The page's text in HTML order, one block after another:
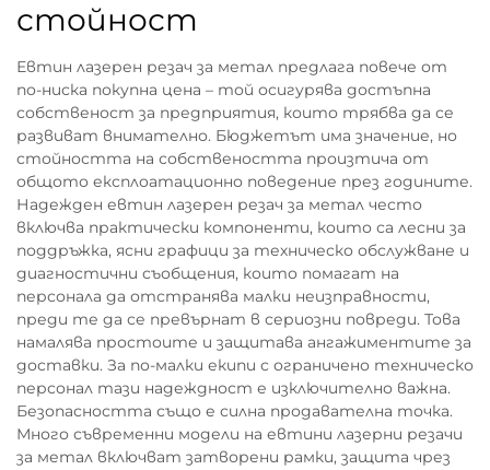
стойност
Евтин лазерен резач за метал предлага повече от
по-ниска покупна цена – той осигурява достъпна
собственост за предприятия, които трябва да се
развиват внимателно. Бюджетът има значение, но
стойността на собствеността произтича от
общото експлоатационно поведение през годините.
Надежден евтин лазерен резач за метал често
включва практически компоненти, които са лесни за
поддръжка, ясни графици за техническо обслужване и
диагностични съобщения, които помагат на
персонала да отстранява малки неизправности,
преди те да се превърнат в сериозни повреди. Това
намалява простоите и защитава ангажиментите за
доставки. За по-малки екипи с ограничено техническо
персонал тази надеждност е изключително важна.
Безопасността също е силна продавателна точка.
Много съвременни модели на евтини лазерни резачи
за метал включват затворени рамки, защита чрез